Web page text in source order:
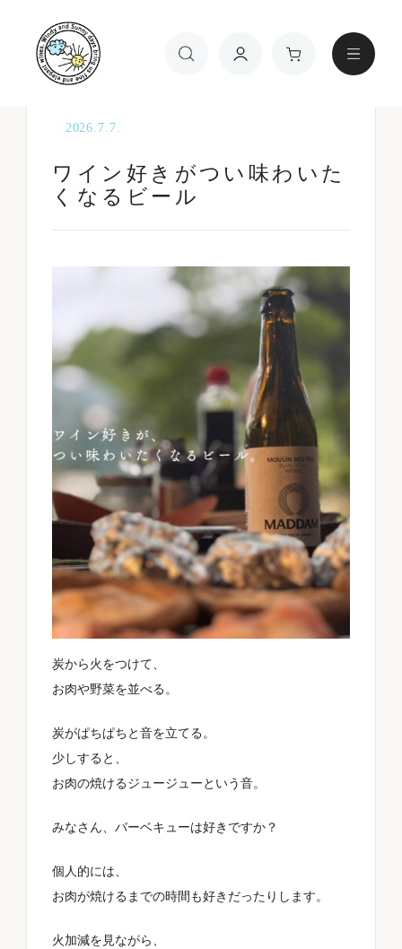
ワインの種類
金額
地域
品種
サイズ
認証
TOP ブログ ワイン好きがつい味わいたくなるビール
2026.7.7.
ワイン好きがつい味わいた
くなるビール
炭から火をつけて、
お肉や野菜を並べる。
炭がぱちぱちと音を立てる。
少しすると、
お肉の焼けるジュージューという音。
みなさん、バーベキューは好きですか？
個人的には、
お肉が焼けるまでの時間も好きだったりします。
火加減を見ながら、